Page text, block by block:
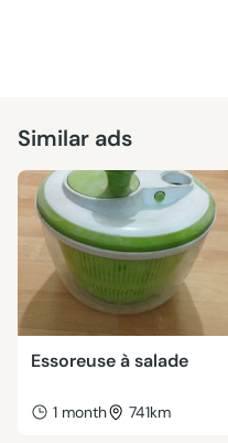
Similar ads
Essoreuse à salade
1 month 741km